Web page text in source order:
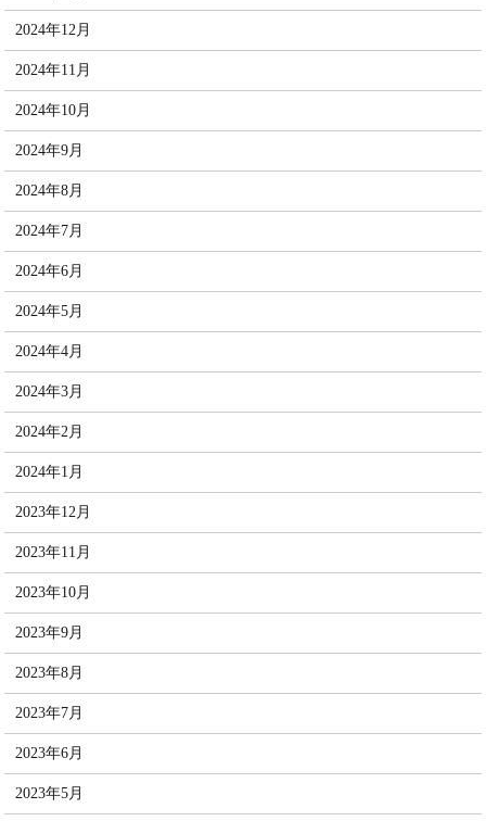
2024年12月
2024年11月
2024年10月
2024年9月
2024年8月
2024年7月
2024年6月
2024年5月
2024年4月
2024年3月
2024年2月
2024年1月
2023年12月
2023年11月
2023年10月
2023年9月
2023年8月
2023年7月
2023年6月
2023年5月